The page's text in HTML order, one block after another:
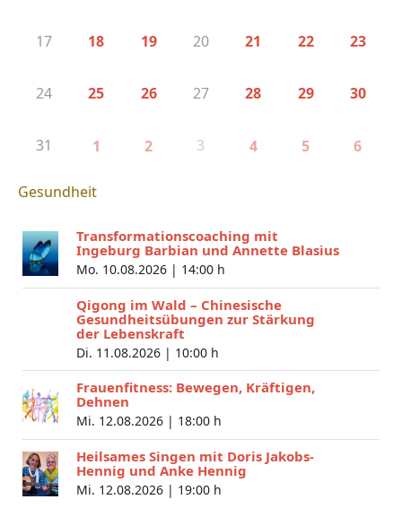
17 18 19 20 21 22 23
24 25 26 27 28 29 30
31 1 2 3 4 5 6
Gesundheit
Transformationscoaching mit
Ingeburg Barbian und Annette Blasius
Mo. 10.08.2026 | 14:00 h
Qigong im Wald – Chinesische
Gesundheitsübungen zur Stärkung
der Lebenskraft
Di. 11.08.2026 | 10:00 h
Frauenfitness: Bewegen, Kräftigen,
Dehnen
Mi. 12.08.2026 | 18:00 h
Heilsames Singen mit Doris Jakobs-
Hennig und Anke Hennig
Mi. 12.08.2026 | 19:00 h